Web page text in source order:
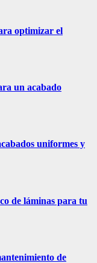
optimizar el
un acabado
uniformes y
de láminas para tu
de